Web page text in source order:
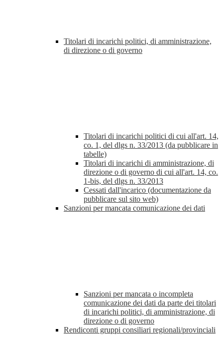
Titolari di incarichi politici, di amministrazione,
di direzione o di governo
Titolari di incarichi politici di cui all'art. 14,
co. 1, del dlgs n. 33/2013 (da pubblicare in
tabelle)
Titolari di incarichi di amministrazione, di
direzione o di governo di cui all'art. 14, co.
1-bis, del dlgs n. 33/2013
Cessati dall'incarico (documentazione da
pubblicare sul sito web)
Sanzioni per mancata comunicazione dei dati
Sanzioni per mancata o incompleta
comunicazione dei dati da parte dei titolari
di incarichi politici, di amministrazione, di
direzione o di governo
Rendiconti gruppi consiliari regionali/provinciali